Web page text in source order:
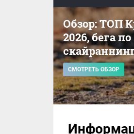
Обзор: ТОП
2026, бега
СМОТРЕТЬ ОБЗОР